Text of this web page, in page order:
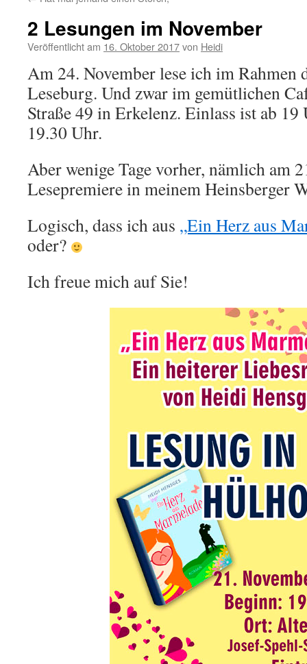
2 Lesungen im November
Veröffentlicht am 16. Oktober 2017von Heidi
Am 24. November lese ich im Rahmen
Leseburg. Und zwar im gemütlichen
Straße 49 in Erkelenz. Einlass ist ab 19
19.30 Uhr.
Aber wenige Tage vorher, nämlich am
Lesepremiere in meinem Heinsberger
Logisch, dass ich aus „Ein Herz aus
oder?
Ich freue mich auf Sie!